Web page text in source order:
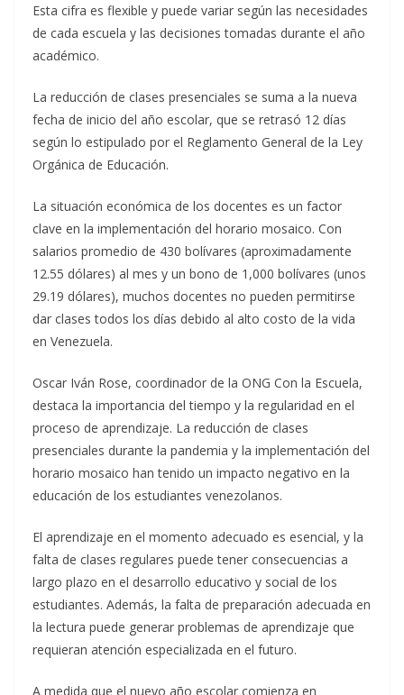
Esta cifra es flexible y puede variar según las necesidades
de cada escuela y las decisiones tomadas durante el año
académico.
La reducción de clases presenciales se suma a la nueva
fecha de inicio del año escolar, que se retrasó 12 días
según lo estipulado por el Reglamento General de la Ley
Orgánica de Educación.
La situación económica de los docentes es un factor
clave en la implementación del horario mosaico. Con
salarios promedio de 430 bolívares (aproximadamente
12.55 dólares) al mes y un bono de 1,000 bolívares (unos
29.19 dólares), muchos docentes no pueden permitirse
dar clases todos los días debido al alto costo de la vida
en Venezuela.
Oscar Iván Rose, coordinador de la ONG Con la Escuela,
destaca la importancia del tiempo y la regularidad en el
proceso de aprendizaje. La reducción de clases
presenciales durante la pandemia y la implementación del
horario mosaico han tenido un impacto negativo en la
educación de los estudiantes venezolanos.
El aprendizaje en el momento adecuado es esencial, y la
falta de clases regulares puede tener consecuencias a
largo plazo en el desarrollo educativo y social de los
estudiantes. Además, la falta de preparación adecuada en
la lectura puede generar problemas de aprendizaje que
requieran atención especializada en el futuro.
A medida que el nuevo año escolar comienza en